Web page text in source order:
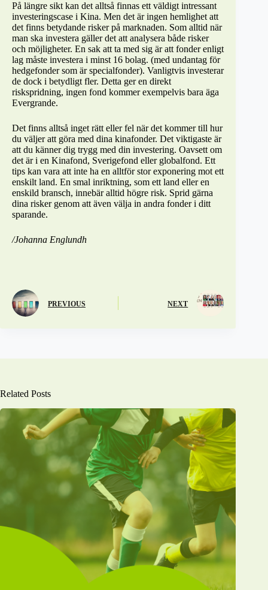
På längre sikt kan det alltså finnas ett väldigt intressant
investeringscase i Kina. Men det är ingen hemlighet att
det finns betydande risker på marknaden. Som alltid när
man ska investera gäller det att analysera både risker
och möjligheter. En sak att ta med sig är att fonder enligt
lag måste investera i minst 16 bolag. (med undantag för
hedgefonder som är specialfonder). Vanligtvis investerar
de dock i betydligt fler. Detta ger en direkt
riskspridning, ingen fond kommer exempelvis bara äga
Evergrande.
Det finns alltså inget rätt eller fel när det kommer till hur
du väljer att göra med dina kinafonder. Det viktigaste är
att du känner dig trygg med din investering. Oavsett om
det är i en Kinafond, Sverigefond eller globalfond. Ett
tips kan vara att inte ha en alltför stor exponering mot ett
enskilt land. En smal inriktning, som ett land eller en
enskild bransch, innebär alltid högre risk. Sprid gärna
dina risker genom att även välja in andra fonder i ditt
sparande.
/Johanna Englundh
PREVIOUS NEXT
Related Posts